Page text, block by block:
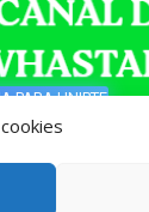
PARA UNIRTE